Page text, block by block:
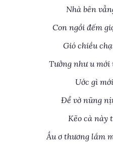
Nhà bên
Con ngồi đếm
Gió chiều
Tưởng như u mới
Uớc gì
Để vờ nũng
Kẽo cà này
Ầu ơ thương lắm